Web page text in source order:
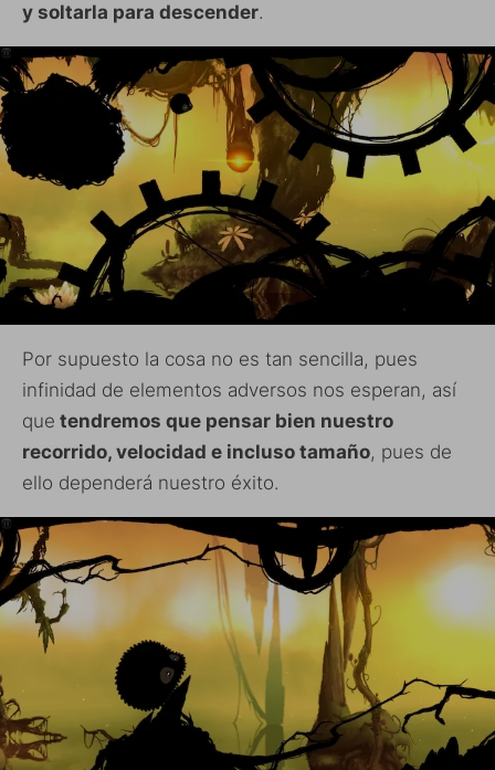
y soltarla para descender.
Por supuesto la cosa no es tan sencilla, pues
infinidad de elementos adversos nos esperan, así
que tendremos que pensar bien nuestro
recorrido, velocidad e incluso tamaño, pues de
ello dependerá nuestro éxito.